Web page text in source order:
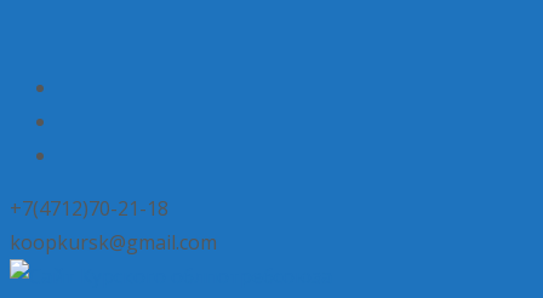
+7(4712)70-21-18
koopkursk@gmail.com